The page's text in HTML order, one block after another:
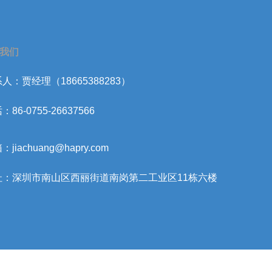
：贾经理（18665388283）
：86-0755-26637566
：jiachuang@hapry.com
：深圳市南山区西丽街道南岗第二工业区11栋六楼
们